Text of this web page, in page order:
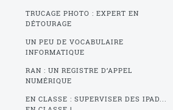
TRUCAGE PHOTO : EXPERT EN
DÉTOURAGE
UN PEU DE VOCABULAIRE
INFORMATIQUE
RAN : UN REGISTRE D’APPEL
NUMÉRIQUE
EN CLASSE : SUPERVISER DES IPAD...